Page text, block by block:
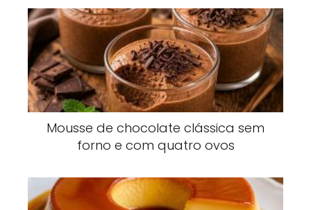
Mousse de chocolate clássica sem
forno e com quatro ovos